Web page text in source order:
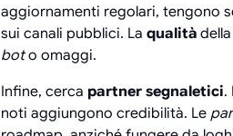
aggiornamenti regolari, tengono
sui canali pubblici. La qualità
boto omaggi.
Infine, cerca partner segnaletici.
noti aggiungono credibilità. Le